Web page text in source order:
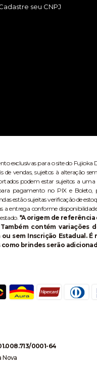
seu CNPJ
exclusivas para o site do
de vendas, sujeitos à alteração
podem estar sujeitos a
pagamento no PIX e
estão sujeitas verificação de
a entrega conforme
*A origem de referência
contém variações
sem Inscrição Estadual.
brindes serão
0001-64
Nova